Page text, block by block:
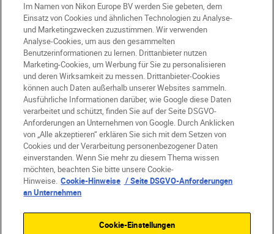
DE Nikon Sites
Kontakt
Datenschutzhinweis
Nutzungsbedingungen
Geschäftsbedingungen des Nikon Stores
Cookie-Hinweise
Barrierefreiheit
Cookie-Einstellungen
Im Namen von Nikon Europe BV werden Sie gebeten, dem
Einsatz von Cookies und ähnlichen Technologien zu Analyse-
und Marketingzwecken zuzustimmen. Wir verwenden
Analyse-Cookies, um aus den gesammelten
Benutzerinformationen zu lernen. Drittanbieter nutzen
Marketing-Cookies, um Werbung für Sie zu personalisieren
und deren Wirksamkeit zu messen. Drittanbieter-Cookies
können auch Daten außerhalb unserer Websites sammeln.
Ausführliche Informationen darüber, wie Google diese Daten
verarbeitet und schützt, finden Sie auf der Seite DSGVO-
Anforderungen an Unternehmen von Google. Durch Anklicken
von „Alle akzeptieren“ erklären Sie sich mit dem Setzen von
Cookies und der Verarbeitung personenbezogener Daten
einverstanden. Wenn Sie mehr zu diesem Thema wissen
möchten, beachten Sie bitte unsere Cookie-
Hinweise. Cookie-Hinweise / Seite DSGVO-Anforderungen
an Unternehmen
Cookie-Einstellungen